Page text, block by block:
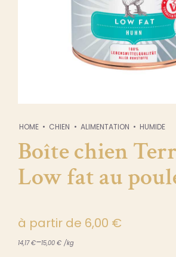
HOME CHIEN ALIMENTATION HUMIDE
Boîte chien
Low fat au
à partir de 6,00 €
14,17€–15,00 € /kg